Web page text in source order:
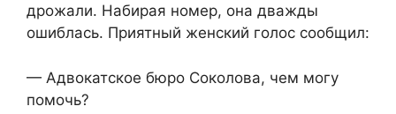
дрожали. Набирая номер, она дважды
ошиблась. Приятный женский голос сообщил:
— Адвокатское бюро Соколова, чем могу
помочь?